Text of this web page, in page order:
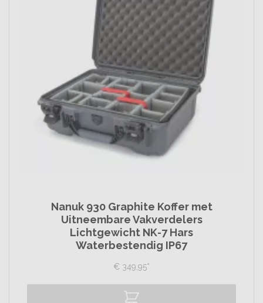
Nanuk 930 Graphite Koffer met
Uitneembare Vakverdelers
Lichtgewicht NK-7 Hars
Waterbestendig IP67
€ 349, 95*